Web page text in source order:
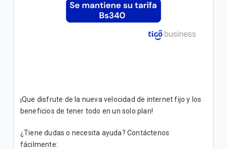
¡Que disfrute de la nueva velocidad de internet fijo y los
beneficios de tener todo en un solo plan!
¿Tiene dudas o necesita ayuda? Contáctenos
fácilmente: